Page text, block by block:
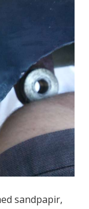
sandpapir,